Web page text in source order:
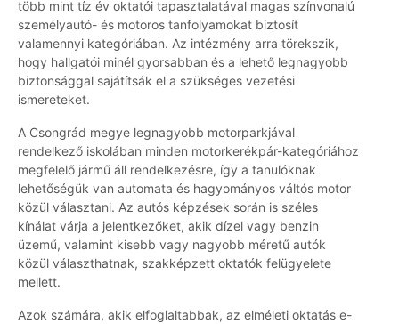
több mint tíz év oktatói tapasztalatával magas színvonalú
személyautó- és motoros tanfolyamokat biztosít
valamennyi kategóriában. Az intézmény arra törekszik,
hogy hallgatói minél gyorsabban és a lehető legnagyobb
biztonsággal sajátítsák el a szükséges vezetési
ismereteket.
A Csongrád megye legnagyobb motorparkjával
rendelkező iskolában minden motorkerékpár-kategóriához
megfelelő jármű áll rendelkezésre, így a tanulóknak
lehetőségük van automata és hagyományos váltós motor
közül választani. Az autós képzések során is széles
kínálat várja a jelentkezőket, akik dízel vagy benzin
üzemű, valamint kisebb vagy nagyobb méretű autók
közül választhatnak, szakképzett oktatók felügyelete
mellett.
Azok számára, akik elfoglaltabbak, az elméleti oktatás e-